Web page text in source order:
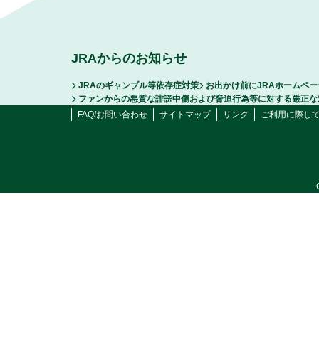
JRAからのお知らせ
JRAのギャンブル等依存症対策
お出かけ前にJRAホームペ
ファンからの悪質な誹謗中傷および脅迫行為等に対する厳正
FAQ/お問い合わせ
サイトマップ リンク ご利用に際し